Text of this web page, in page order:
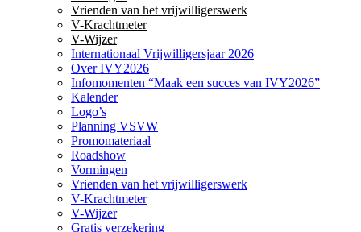
Vrienden van het vrijwilligerswerk
V-Krachtmeter
V-Wijzer
Internationaal Vrijwilligersjaar 2026
Over IVY2026
Infomomenten “Maak een succes van IVY2026”
Kalender
Logo’s
Planning VSVW
Promomateriaal
Roadshow
Vormingen
Vrienden van het vrijwilligerswerk
V-Krachtmeter
V-Wijzer
Gratis verzekering